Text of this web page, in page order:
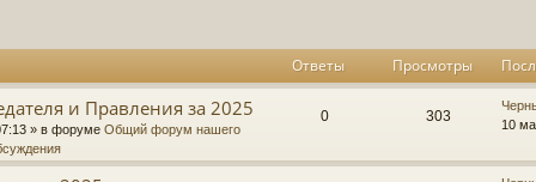
Ответы Просмотры
и Правления за 2025
» в форуме Общий форум нашего
0О 303П
П
о
л
10